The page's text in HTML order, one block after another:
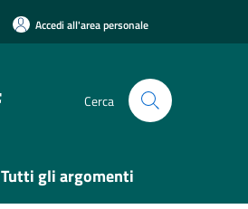
Accedi all'area personale
Cerca
Tutti gli argomenti